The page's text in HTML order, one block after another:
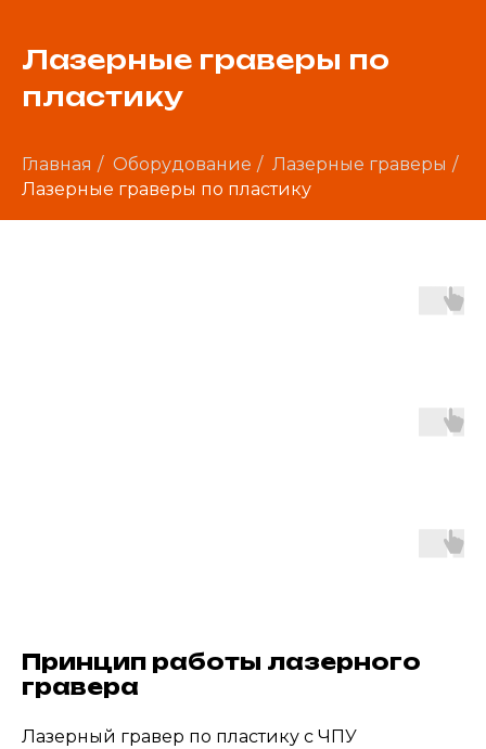
Лазерные граверы по
пластику
Главная / Оборудование / Лазерные граверы /
Лазерные граверы по пластику
Принцип работы лазерного
гравера
Лазерный гравер по пластику с ЧПУ